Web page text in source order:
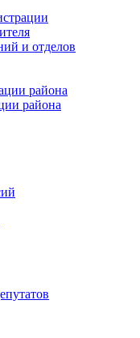
и отделов
района
района